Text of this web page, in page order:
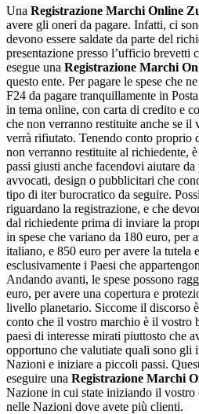
Una Registrazione Marchi Online
avere gli oneri da pagare. Infatti, ci
devono essere saldate da parte del
presentazione presso l’ufficio brevetti
esegue una Registrazione Marchi
questo ente. Per pagare le spese che
F24 da pagare tranquillamente in
in tema online, con carta di credito e
che non verranno restituite anche se il
verrà rifiutato. Tenendo conto proprio
non verranno restituite al richiedente,
passi giusti anche facendovi aiutare
avvocati, design o pubblicitari che
tipo di iter burocratico da seguire.
riguardano la registrazione, e che
dal richiedente prima di inviare la
in spese che variano da 180 euro, per
italiano, e 850 euro per avere la tutela
esclusivamente i Paesi che
Andando avanti, le spese possono
euro, per avere una copertura e
livello planetario. Siccome il discorso
conto che il vostro marchio è il vostro
paesi di interesse mirati piuttosto che
opportuno che valutiate quali sono gli
Nazioni e iniziare a piccoli passi.
eseguire una Registrazione Marchi
Nazione in cui state iniziando il vostro
nelle Nazioni dove avete più clienti.